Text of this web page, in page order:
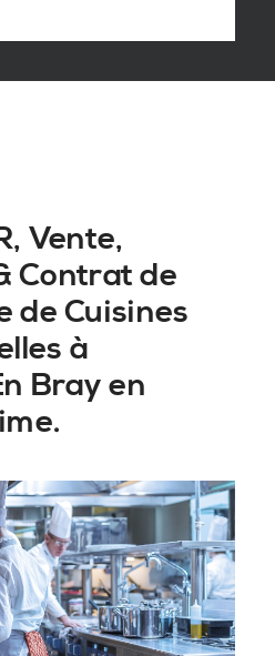
Vente,
Contrat de
de Cuisines
à
Bray en